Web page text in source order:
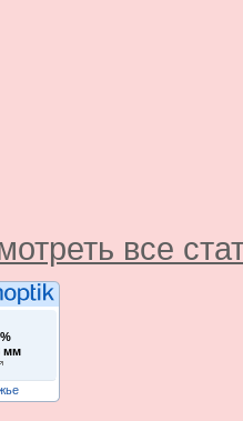
все
мм